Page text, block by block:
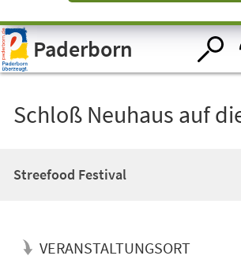
Visuelle
Assistenzsoftware
öffnen.Paderborn
Schloß Neuhaus auf
Streefood Festival
VERANSTALTUNGSORT